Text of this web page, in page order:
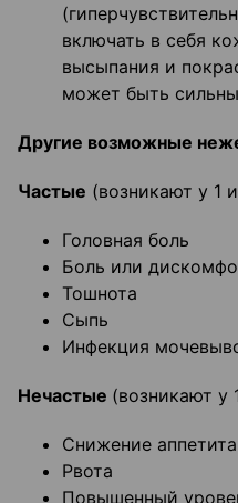
включать в себя
высыпания и
может быть
Другие возможные
Частые (возникают у 1
Головная боль
Боль или
Тошнота
Сыпь
Инфекция
Нечастые (возникают у
Снижение аппетита
Рвота
Повышенный